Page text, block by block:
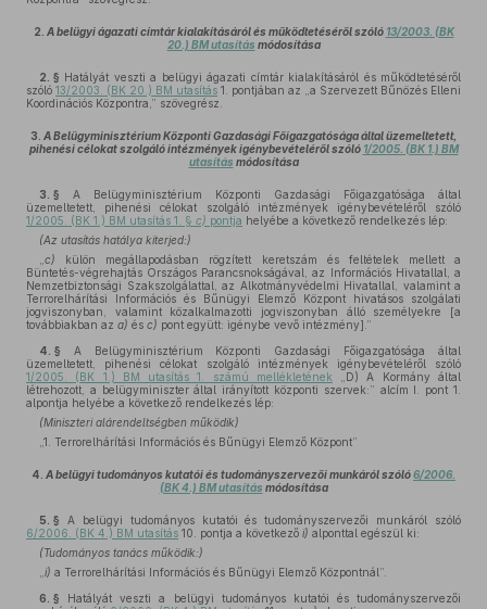
2. A belügyi ágazati címtár kialakításáról és működtetéséről szóló 13/2003. (BK
20.) BM utasítás módosítása
2. § Hatályát veszti a belügyi ágazati címtár kialakításáról és működtetéséről
szóló 13/2003. (BK 20.) BM utasítás 1. pontjában az „a Szervezett Bűnözés Elleni
Koordinációs Központra,” szövegrész.
3. A Belügyminisztérium Központi Gazdasági Főigazgatósága által üzemeltetett,
pihenési célokat szolgáló intézmények igénybevételéről szóló 1/2005. (BK 1.) BM
utasítás módosítása
3. § A Belügyminisztérium Központi Gazdasági Főigazgatósága által
üzemeltetett, pihenési célokat szolgáló intézmények igénybevételéről szóló
1/2005. (BK 1.) BM utasítás 1. § c) pontja helyébe a következő rendelkezés lép:
(Az utasítás hatálya kiterjed:)
c) külön megállapodásban rögzített keretszám és feltételek mellett a
Büntetés-végrehajtás Országos Parancsnokságával, az Információs Hivatallal, a
Nemzetbiztonsági Szakszolgálattal, az Alkotmányvédelmi Hivatallal, valamint a
Terrorelhárítási Információs és Bűnügyi Elemző Központ hivatásos szolgálati
jogviszonyban, valamint közalkalmazotti jogviszonyban álló személyekre [a
továbbiakban az a) és c) pont együtt: igénybe vevő intézmény].”
4. § A Belügyminisztérium Központi Gazdasági Főigazgatósága által
üzemeltetett, pihenési célokat szolgáló intézmények igénybevételéről szóló
1/2005. (BK 1.) BM utasítás 1. számú mellékletének „D) A Kormány által
létrehozott, a belügyminiszter által irányított központi szervek:” alcím I. pont 1.
alpontja helyébe a következő rendelkezés lép:
(Miniszteri alárendeltségben működik)
„1. Terrorelhárítási Információs és Bűnügyi Elemző Központ”
4. A belügyi tudományos kutatói és tudományszervezői munkáról szóló6/2006.
(BK 4.) BM utasítás módosítása
5. § A belügyi tudományos kutatói és tudományszervezői munkáról szóló
6/2006. (BK 4.) BM utasítás 10. pontja a következő i) alponttal egészül ki:
(Tudományos tanács működik:)
i) a Terrorelhárítási Információs és Bűnügyi Elemző Központnál”.
6. § Hatályát veszti a belügyi tudományos kutatói és tudományszervezői